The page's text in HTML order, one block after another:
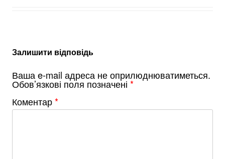
Залишити відповідь
Ваша e-mail адреса не оприлюднюватиметься.
Обов’язкові поля позначені *
Коментар*